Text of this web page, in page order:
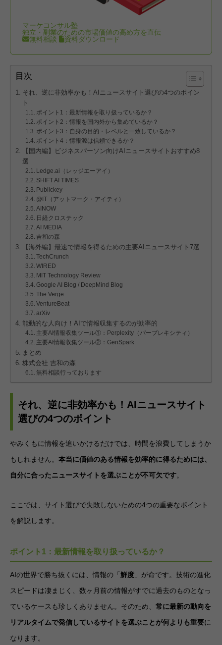
マーケコンサル塾
独立・副業のための市場価値の高め方を直伝
無料相談
資料ダウンロード
目次
それ、逆に非効率かも！AIニュースサイト選びの4つのポイン
ト
ポイント1：最新情報を取り扱っているか？
ポイント2：情報を国内外から集めているか？
ポイント3：自身の目的・レベルと一致しているか？
ポイント4：情報源は信頼できるか？
【国内編】ビジネスパーソン向けAIニュースサイトおすすめ8
選
Ledge.ai（レッジエーアイ）
SHIFT AI TIMES
Publickey
@IT（アットマーク・アイティ）
AINOW
日経クロステック
AI MEDIA
吉和の森
【海外編】最速で情報を得るための主要AIニュースサイト7選
TechCrunch
WIRED
MIT Technology Review
Google AI Blog / DeepMind Blog
The Verge
VentureBeat
arXiv
能動的な人向け！AIで情報収集するのが効率的
主要AI情報収集ツール①：Perplexity（パープレキシティ）
主要AI情報収集ツール②：GenSpark
まとめ
株式会社 吉和の森
無料相談行っております
それ、逆に非効率かも！AIニュースサイト
選びの4つのポイント
やみくもに情報を追いかけるだけでは、時間を浪費してしまうか
もしれません。 本当に価値のある情報を効率的に得るためには、
自分に合ったニュースサイトを選ぶことが不可欠です。
ここでは、サイト選びで失敗しないための4つの重要なポイント
を解説します。
ポイント1：最新情報を取り扱っているか？
AIの世界で勝ち抜くには、情報の「 鮮度 」が命です。技術の進化
スピードは凄まじく、数ヶ月前の情報がすでに過去のものとなっ
ているケースも珍しくありません。そのため、 常に最新の動向を
リアルタイムで発信しているサイトを選ぶことが何よりも重要に
なります。